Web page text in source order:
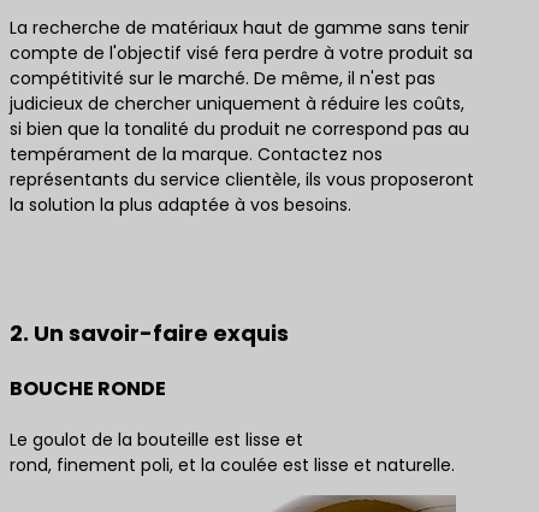
La recherche de matériaux haut de gamme sans tenir
compte de l'objectif visé fera perdre à votre produit sa
compétitivité sur le marché. De même, il n'est pas
judicieux de chercher uniquement à réduire les coûts,
si bien que la tonalité du produit ne correspond pas au
tempérament de la marque. Contactez nos
représentants du service clientèle, ils vous proposeront
la solution la plus adaptée à vos besoins.
2. Un savoir-faire exquis
BOUCHE RONDE
Le goulot de la bouteille est lisse et
rond, finement poli, et la coulée est lisse et naturelle.